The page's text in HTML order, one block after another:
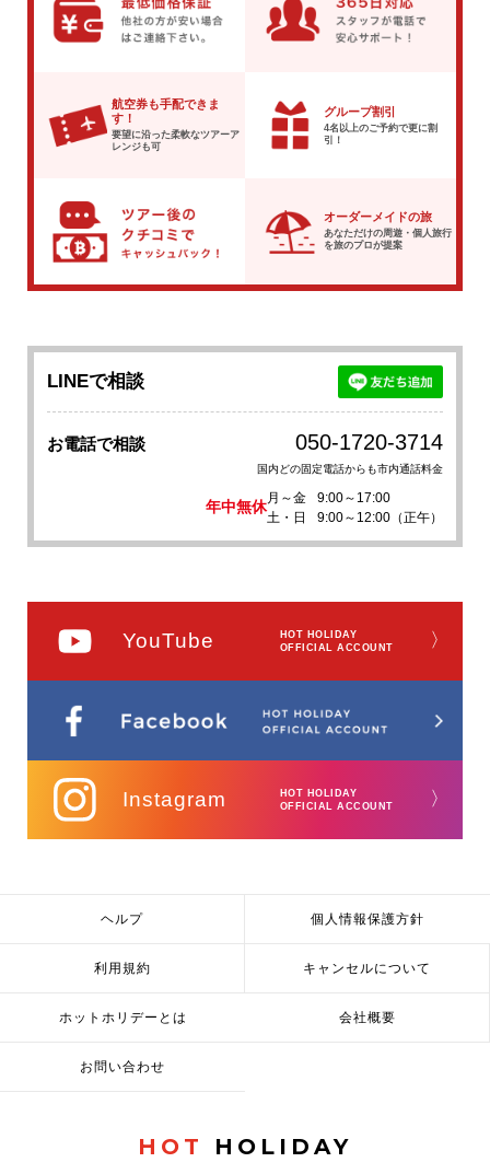
航空券も手配できま
す！
要望に沿った柔軟なツアーア
レンジも可
グループ割引
4名以上のご予約で更に割
引！
オーダーメイドの旅
あなただけの周遊・個人旅行
を旅のプロが提案
LINEで相談
お電話で相談 050-1720-3714
国内どの固定電話からも市内通話料金
年中無休
月～金
9:00～17:00
土・日
9:00～12:00（正午）
YouTube
HOT HOLIDAY
OFFICIAL ACCOUNT
〉
Instagram
HOT HOLIDAY
OFFICIAL ACCOUNT
〉
ヘルプ 個人情報保護方針
利用規約 キャンセルについて
ホットホリデーとは 会社概要
お問い合わせ
HOT HOLIDAY